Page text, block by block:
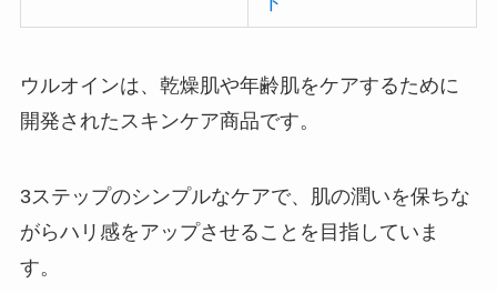
ウルオインは、乾燥肌や年齢肌をケアするために
開発されたスキンケア商品です。
3ステップのシンプルなケアで、肌の潤いを保ちな
がらハリ感をアップさせることを目指していま
す。